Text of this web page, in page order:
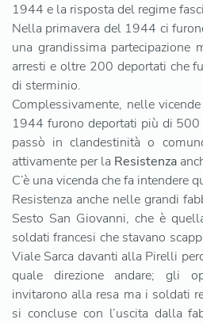
1944 e la risposta del regime
Nella primavera del 1944 ci
una grandissima partecipazione
arresti e oltre 200 deportati che
di sterminio.
Complessivamente, nelle
1944 furono deportati più di 500
passò in clandestinità o
attivamente per la Resistenza
C’è una vicenda che fa intendere
Resistenza anche nelle grandi
Sesto San Giovanni, che è
soldati francesi che stavano
Viale Sarca davanti alla Pirelli
quale direzione andare; gli
invitarono alla resa ma i soldati
si concluse con l’uscita dalla